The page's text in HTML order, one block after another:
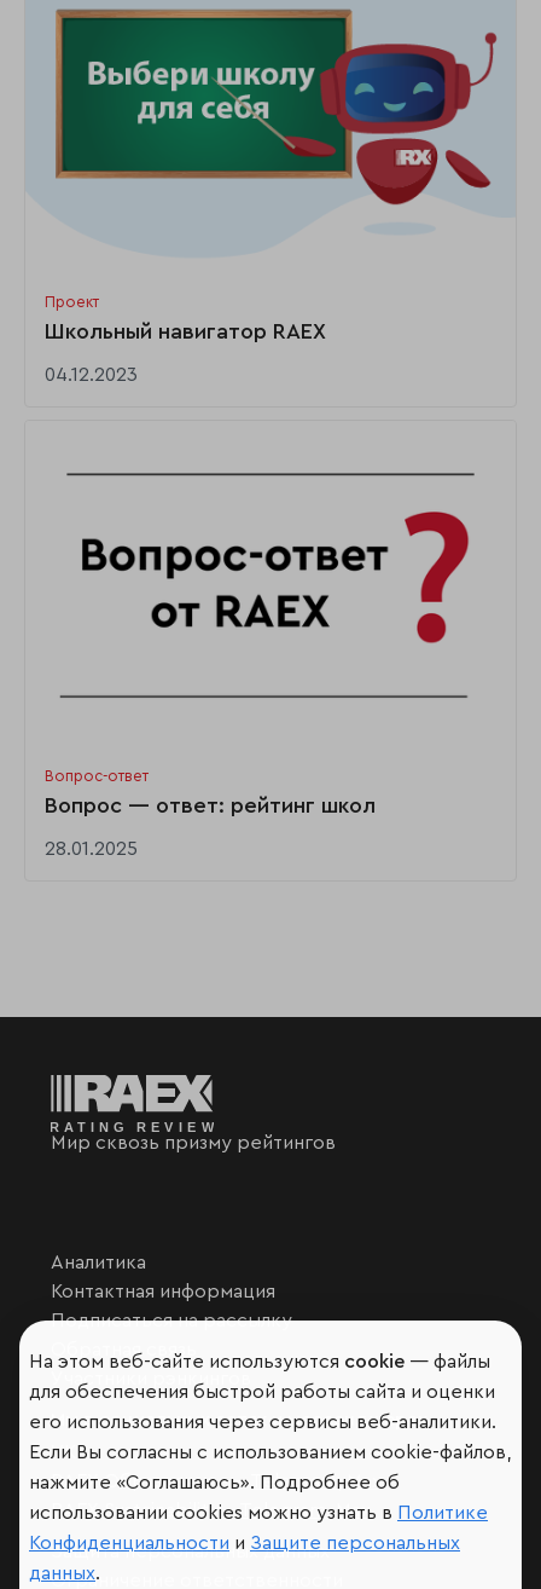
Проект
Школьный навигатор RAEX
04.12.2023
Вопрос-ответ
Вопрос — ответ: рейтинг школ
28.01.2025
Мир сквозь призму рейтингов
Аналитика
Контактная информация
Подписаться на рассылку
Обратная связь
Участники рэнкингов
Мы в социальных сетях и мессенджерах
VK
RAEX Образование – Telegram,Max
RAEX Sustainability –Telegram,Max
Защита персональных данных
Ограничение ответственности
На этом веб-сайте используются cookie — файлы
для обеспечения быстрой работы сайта и оценки
его использования через сервисы веб-аналитики.
Если Вы согласны с использованием cookie-файлов,
нажмите «Соглашаюсь». Подробнее об
использовании cookies можно узнать в Политике
Конфиденциальности и Защите персональных
данных.